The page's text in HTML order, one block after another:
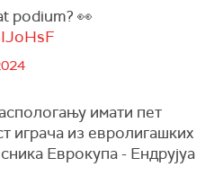
podium? 👀
имати пет
играча из евролигашких
Еврокупа - Ендрујуа